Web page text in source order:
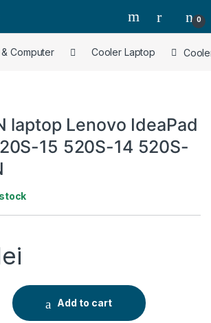
0
Computer Cooler Laptop
laptop Lenovo IdeaPad
15 520S-14 520S-
Lenovo IdeaPad 320S-14 320S-15 520S-
Add to cart